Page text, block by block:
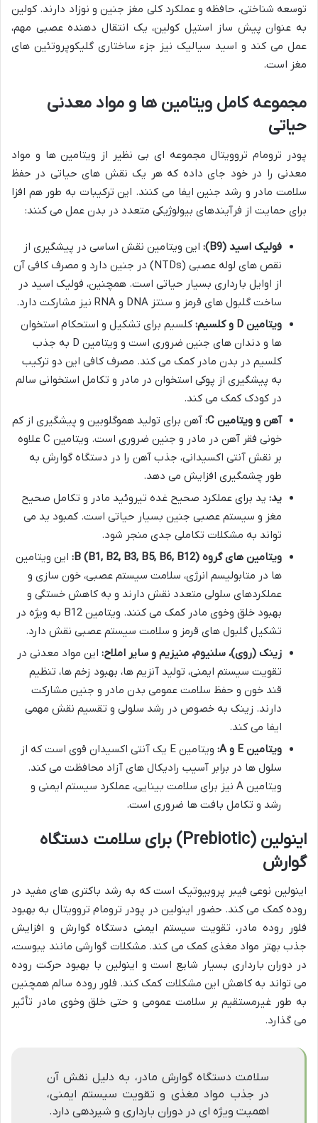
توسعه شناختی، حافظه و عملکرد کلی مغز جنین و نوزاد دارند. کولین
به عنوان پیش ساز استیل کولین، یک انتقال دهنده عصبی مهم،
عمل می کند و اسید سیالیک نیز جزء ساختاری گلیکوپروتئین های
مغز است.
مجموعه کامل ویتامین ها و مواد معدنی
حیاتی
پودر ترومام تروویتال مجموعه ای بی نظیر از ویتامین ها و مواد
معدنی را در خود جای داده که هر یک نقش های حیاتی در حفظ
سلامت مادر و رشد جنین ایفا می کنند. این ترکیبات به طور هم افزا
برای حمایت از فرآیندهای بیولوژیکی متعدد در بدن عمل می کنند:
فولیک اسید (B9):
این ویتامین نقش اساسی در پیشگیری از
نقص های لوله عصبی (NTDs) در جنین دارد و مصرف کافی آن
از اوایل بارداری بسیار حیاتی است. همچنین، فولیک اسید در
ساخت گلبول های قرمز و سنتز DNA و RNA نیز مشارکت دارد.
ویتامین D و کلسیم:
کلسیم برای تشکیل و استحکام استخوان
ها و دندان های جنین ضروری است و ویتامین D به جذب
کلسیم در بدن مادر کمک می کند. مصرف کافی این دو ترکیب
به پیشگیری از پوکی استخوان در مادر و تکامل استخوانی سالم
در کودک کمک می کند.
آهن و ویتامین C:
آهن برای تولید هموگلوبین و پیشگیری از کم
خونی فقر آهن در مادر و جنین ضروری است. ویتامین C علاوه
بر نقش آنتی اکسیدانی، جذب آهن را در دستگاه گوارش به
طور چشمگیری افزایش می دهد.
ید: ید برای عملکرد صحیح غده تیروئید مادر و تکامل صحیح
مغز و سیستم عصبی جنین بسیار حیاتی است. کمبود ید می
تواند به مشکلات تکاملی جدی منجر شود.
ویتامین های گروه B (B1, B2, B3, B5, B6, B12):
این ویتامین
ها در متابولیسم انرژی، سلامت سیستم عصبی، خون سازی و
عملکردهای سلولی متعدد نقش دارند و به کاهش خستگی و
بهبود خلق وخوی مادر کمک می کنند. ویتامین B12 به ویژه در
تشکیل گلبول های قرمز و سلامت سیستم عصبی نقش دارد.
زینک (روی)، سلنیوم، منیزیم و سایر املاح: این مواد معدنی در
تقویت سیستم ایمنی، تولید آنزیم ها، بهبود زخم ها، تنظیم
قند خون و حفظ سلامت عمومی بدن مادر و جنین مشارکت
دارند. زینک به خصوص در رشد سلولی و تقسیم نقش مهمی
ایفا می کند.
ویتامین E و A:
ویتامین E یک آنتی اکسیدان قوی است که از
سلول ها در برابر آسیب رادیکال های آزاد محافظت می کند.
ویتامین A نیز برای سلامت بینایی، عملکرد سیستم ایمنی و
رشد و تکامل بافت ها ضروری است.
اینولین (Prebiotic) برای سلامت دستگاه
گوارش
اینولین نوعی فیبر پروبیوتیک است که به رشد باکتری های مفید در
روده کمک می کند. حضور اینولین در پودر ترومام تروویتال به بهبود
فلور روده مادر، تقویت سیستم ایمنی دستگاه گوارش و افزایش
جذب بهتر مواد مغذی کمک می کند. مشکلات گوارشی مانند یبوست،
در دوران بارداری بسیار شایع است و اینولین با بهبود حرکت روده
می تواند به کاهش این مشکلات کمک کند. فلور روده سالم همچنین
به طور غیرمستقیم بر سلامت عمومی و حتی خلق وخوی مادر تأثیر
می گذارد.
سلامت دستگاه گوارش مادر، به دلیل نقش آن
در جذب مواد مغذی و تقویت سیستم ایمنی،
اهمیت ویژه ای در دوران بارداری و شیردهی دارد.